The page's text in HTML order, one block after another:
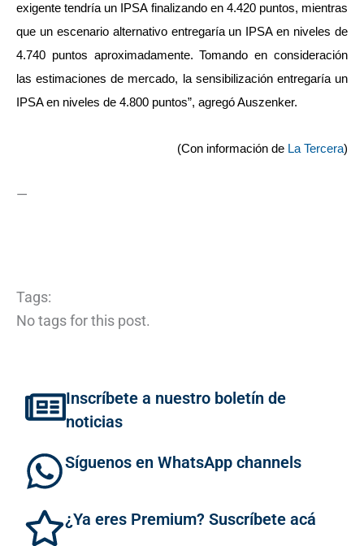
exigente tendría un IPSA finalizando en 4.420 puntos, mientras
que un escenario alternativo entregaría un IPSA en niveles de
4.740 puntos aproximadamente. Tomando en consideración
las estimaciones de mercado, la sensibilización entregaría un
IPSA en niveles de 4.800 puntos”, agregó Auszenker.
(Con información de La Tercera)
—
Tags:
No tags for this post.
Inscríbete a nuestro boletín de
noticias
Síguenos en WhatsApp channels
¿Ya eres Premium? Suscríbete acá